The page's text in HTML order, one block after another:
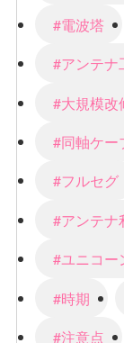
#電波塔
#アンテナ
#大規模改
#同軸ケー
#フルセグ
#アンテナ
#ユニコー
#時期
#注意点